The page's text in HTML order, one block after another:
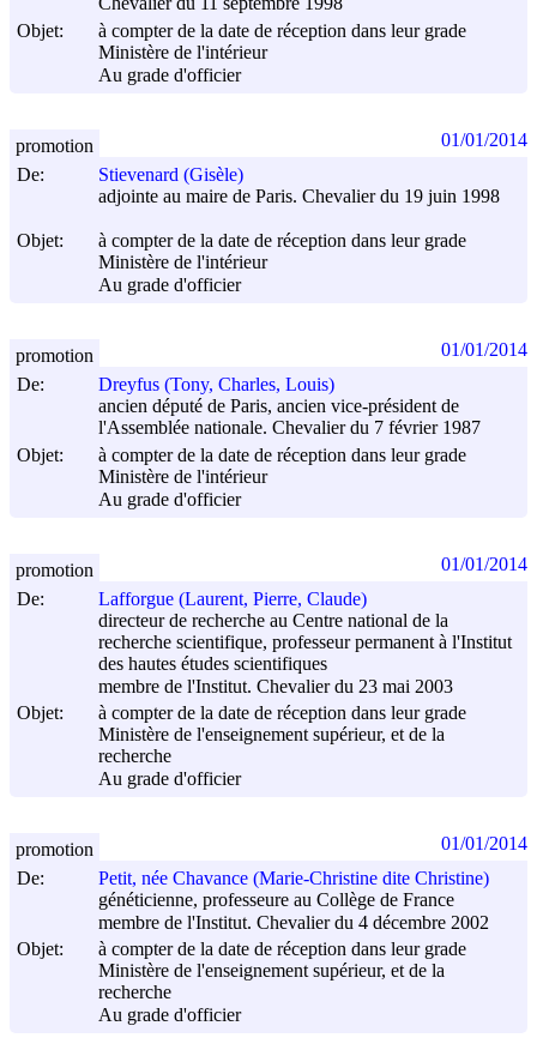
Objet:
à compter de la date de réception dans leur grade
Ministère de l'intérieur
Au grade d'officier
De:
Stievenard (Gisèle)
adjointe au maire de Paris. Chevalier du 19 juin 1998
Objet:
à compter de la date de réception dans leur grade
Ministère de l'intérieur
Au grade d'officier
promotion 01/01/2014
De:
Dreyfus (Tony, Charles, Louis)
ancien député de Paris, ancien vice-président de
l'Assemblée nationale. Chevalier du 7 février 1987
Objet:
à compter de la date de réception dans leur grade
Ministère de l'intérieur
Au grade d'officier
promotion 01/01/2014
De:
Lafforgue (Laurent, Pierre, Claude)
directeur de recherche au Centre national de la
recherche scientifique, professeur permanent à l'Institut
des hautes études scientifiques
membre de l'Institut. Chevalier du 23 mai 2003
Objet:
à compter de la date de réception dans leur grade
Ministère de l'enseignement supérieur, et de la
recherche
Au grade d'officier
promotion 01/01/2014
De:
Petit, née Chavance (Marie-Christine dite Christine)
généticienne, professeure au Collège de France
membre de l'Institut. Chevalier du 4 décembre 2002
Objet:
à compter de la date de réception dans leur grade
Ministère de l'enseignement supérieur, et de la
recherche
Au grade d'officier
promotion 01/01/2014